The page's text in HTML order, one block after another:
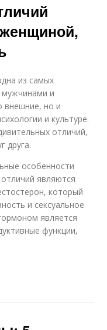
из самых
и
внешние, но и
и культуре.
отличий,
друга.
особенности
являются
который
и сексуальное
является
функции,